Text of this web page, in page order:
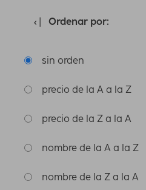
Ordenar por:
sin orden
precio de la A a la Z
precio de la Z a la A
nombre de la A a la Z
nombre de la Z a la A